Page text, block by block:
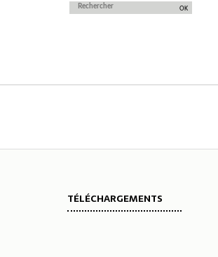
TÉLÉCHARGEMENTS